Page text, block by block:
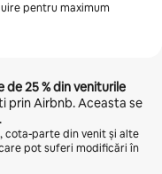
pentru maximum
de25 %din veniturile
prin Airbnb. Aceasta se
cota-parte din venit și alte
pot suferi modificări în